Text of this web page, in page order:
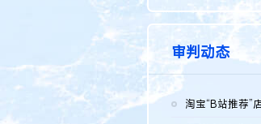
审判动态